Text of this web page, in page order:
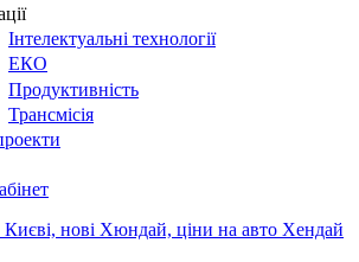
Інтелектуальні технології
ЕКО
Продуктивність
Трансмісія